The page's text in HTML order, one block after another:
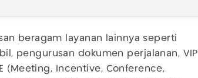
beragam layanan lainnya seperti
pengurusan dokumen perjalanan, VIP
(Meeting, Incentive, Conference,